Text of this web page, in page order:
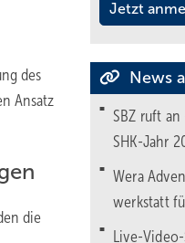
des
Ansatz
die
Jetzt
News
SBZ ruft
SHK-Jahr
Wera
werk­statt
Live-